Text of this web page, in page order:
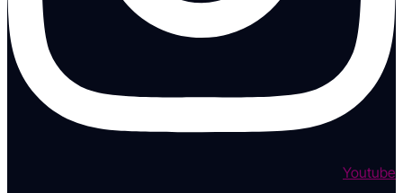
Youtube